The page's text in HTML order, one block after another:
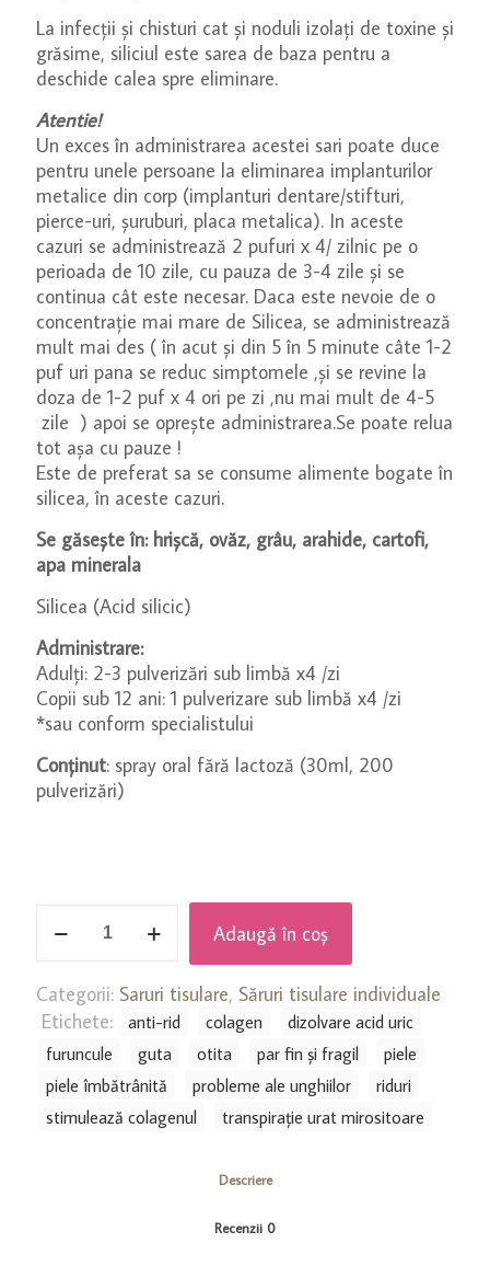
La infecții și chisturi cat și noduli izolați de toxine și
grăsime, siliciul este sarea de baza pentru a
deschide calea spre eliminare.
Atentie!
Un exces în administrarea acestei sari poate duce
pentru unele persoane la eliminarea implanturilor
metalice din corp (implanturi dentare/stifturi,
pierce-uri, șuruburi, placa metalica). In aceste
cazuri se administrează 2 pufuri x 4/ zilnic pe o
perioada de 10 zile, cu pauza de 3-4 zile și se
continua cât este necesar. Daca este nevoie de o
concentrație mai mare de Silicea, se administrează
mult mai des ( în acut și din 5 în 5 minute câte 1-2
puf uri pana se reduc simptomele ,și se revine la
doza de 1-2 puf x 4 ori pe zi ,nu mai mult de 4-5
zile ) apoi se oprește administrarea.Se poate relua
tot așa cu pauze !
Este de preferat sa se consume alimente bogate în
silicea, în aceste cazuri.
Se găsește în: hrișcă, ovăz, grâu, arahide, cartofi,
apa minerala
Silicea (Acid silicic)
Administrare:
Adulți: 2-3 pulverizări sub limbă x4 /zi
Copii sub 12 ani: 1 pulverizare sub limbă x4 /zi
*sau conform specialistului
Conținut: spray oral fără lactoză (30ml, 200
pulverizări)
Nr.
Silicea
D12
riduri,
păr,
piele
Adaugă în coș
Categorii: Saruri tisulare, Săruri tisulare individuale
Etichete:
anti-rid colagen
dizolvare acid uric
furuncule
guta otita par fin și fragil
piele
piele îmbătrânită
probleme ale unghiilor
riduri
stimulează colagenul
transpirație urat mirositoare
Descriere
Recenzii 0